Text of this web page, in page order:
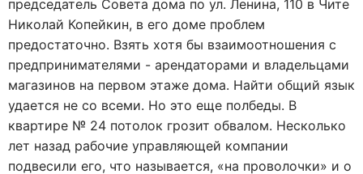
председатель Совета дома по ул. Ленина, 110 в Чите
Николай Копейкин, в его доме проблем
предостаточно. Взять хотя бы взаимоотношения с
предпринимателями - арендаторами и владельцами
магазинов на первом этаже дома. Найти общий язык
удается не со всеми. Но это еще полбеды. В
квартире № 24 потолок грозит обвалом. Несколько
лет назад рабочие управляющей компании
подвесили его, что называется, «на проволочки» и о